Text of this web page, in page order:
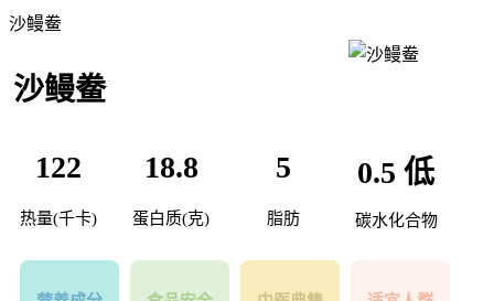
沙鳗鲞
沙鳗鲞
122
热量(千卡)
18.8
蛋白质(克)
5
脂肪
0.5 低
碳水化合物